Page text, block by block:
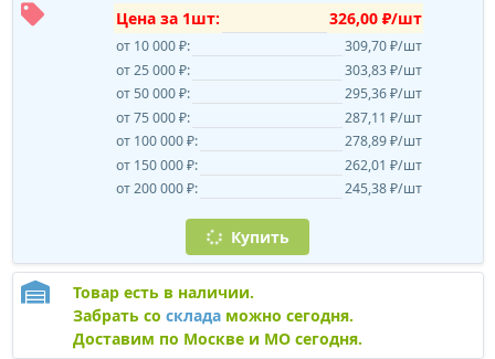
Цена за 1шт: 326,00 ₽/шт
от 10 000 ₽:
309,70 ₽/шт
от 25 000 ₽:
303,83 ₽/шт
от 50 000 ₽:
295,36 ₽/шт
от 75 000 ₽:
287,11 ₽/шт
от 100 000 ₽:
278,89 ₽/шт
от 150 000 ₽:
262,01 ₽/шт
от 200 000 ₽:
245,38 ₽/шт
Купить
Товар есть в наличии.
Забрать со складаможно сегодня.
Доставим по Москве и МО сегодня.